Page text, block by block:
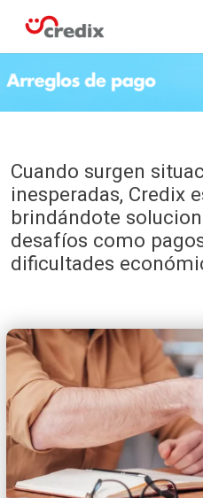
Cuando surgen
inesperadas, Credix
brindándote
desafíos como
dificultades